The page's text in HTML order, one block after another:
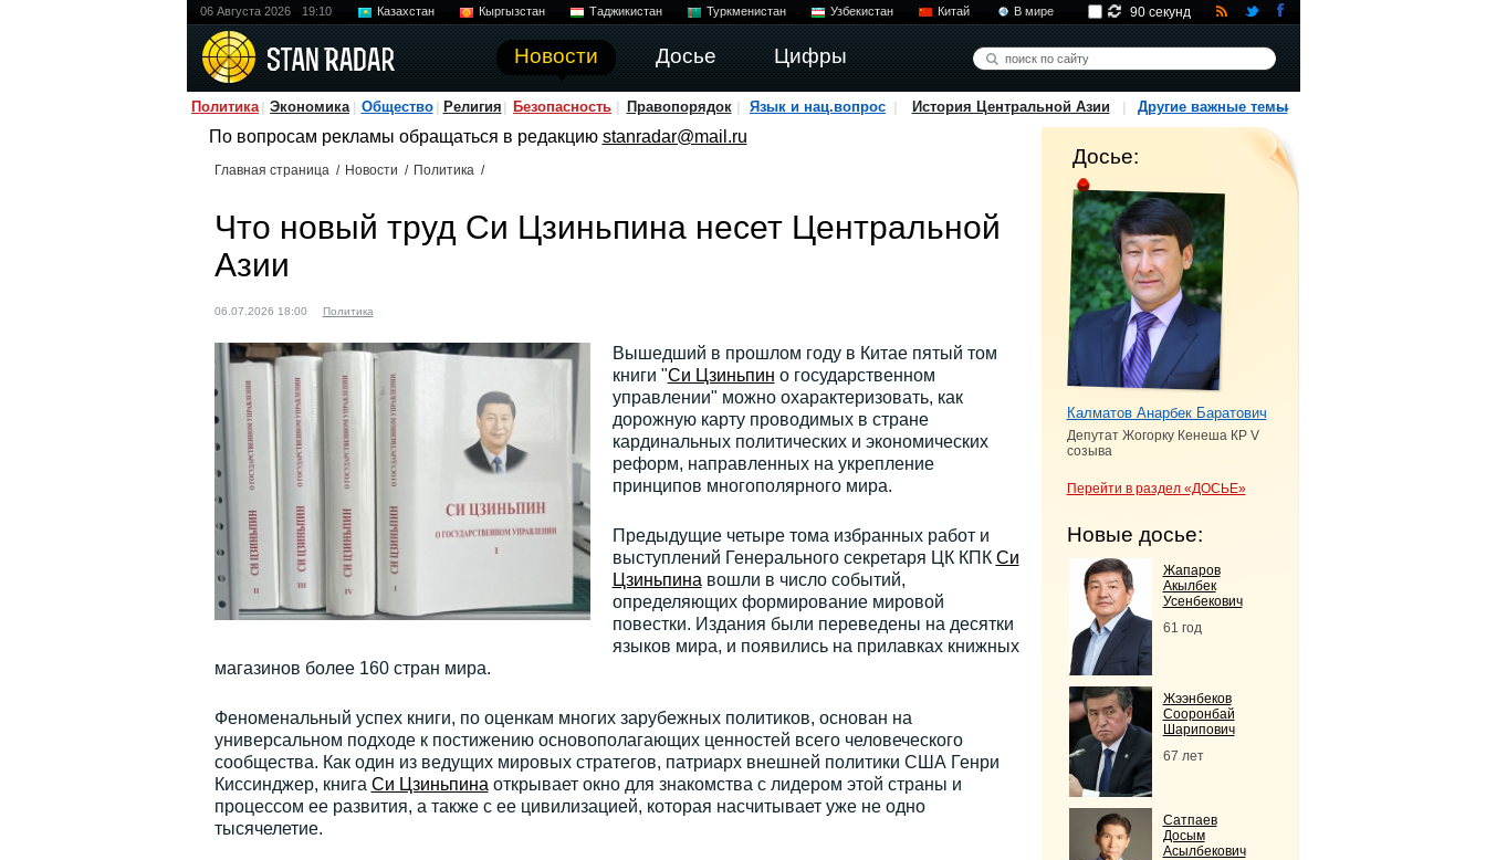
06 Августа 2026 19:10 Казахстан Кыргызстан Таджикистан Туркменистан Узбекистан Китай В мире
Новости Досье Цифры
90 секунд
Политика Экономика Общество Религия Безопасность Правопорядок Язык и нац.вопрос История Центральной Азии Другие важные темы
По вопросам рекламы обращаться в редакцию stanradar@mail.ru
Главная страница / Новости / Политика /
Что новый труд Си Цзиньпина несет Центральной
Азии
06.07.2026 18:00 Политика
Вышедший в прошлом году в Китае пятый том
книги "Си Цзиньпин о государственном
управлении" можно охарактеризовать, как
дорожную карту проводимых в стране
кардинальных политических и экономических
реформ, направленных на укрепление
принципов многополярного мира.
Предыдущие четыре тома избранных работ и
выступлений Генерального секретаря ЦК КПК Си
Цзиньпина вошли в число событий,
определяющих формирование мировой
повестки. Издания были переведены на десятки
языков мира, и появились на прилавках книжных
магазинов более 160 стран мира.
Феноменальный успех книги, по оценкам многих зарубежных политиков, основан на
универсальном подходе к постижению основополагающих ценностей всего человеческого
сообщества. Как один из ведущих мировых стратегов, патриарх внешней политики США Генри
Киссинджер, книга Си Цзиньпина открывает окно для знакомства с лидером этой страны и
процессом ее развития, а также с ее цивилизацией, которая насчитывает уже не одно
тысячелетие.
Досье:
Калматов Анарбек Баратович
Депутат Жогорку Кенеша КР V
созыва
Перейти в раздел «ДОСЬЕ»
Новые досье:
Жапаров
Акылбек
Усенбекович
61 год
Жээнбеков
Сооронбай
Шарипович
67 лет
Сатпаев
Досым
Асылбекович